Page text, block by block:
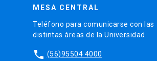
MESA CENTRAL
Teléfono para comunicarse con las
distintas áreas de la Universidad.
phone (56)95504 4000